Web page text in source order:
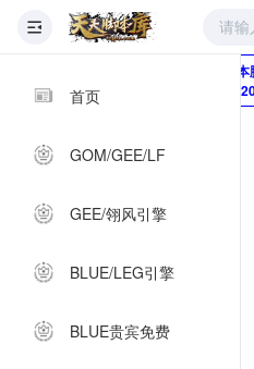
首页
GOM/GEE/LF
GEE/翎风引擎
BLUE/LEG引擎
BLUE贵宾免费
版